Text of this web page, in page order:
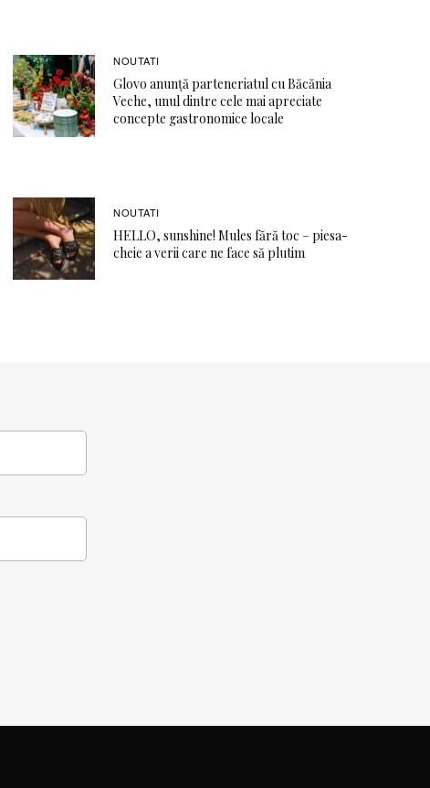
NOUTATI
Glovo anunță parteneriatul cu Băcănia
Veche, unul dintre cele mai apreciate
concepte gastronomice locale
NOUTATI
HELLO, sunshine! Mules fără toc – piesa-
cheie a verii care ne face să plutim